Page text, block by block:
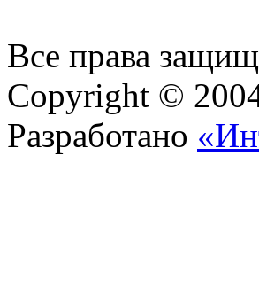
Все права
Copyright ©
Разработано